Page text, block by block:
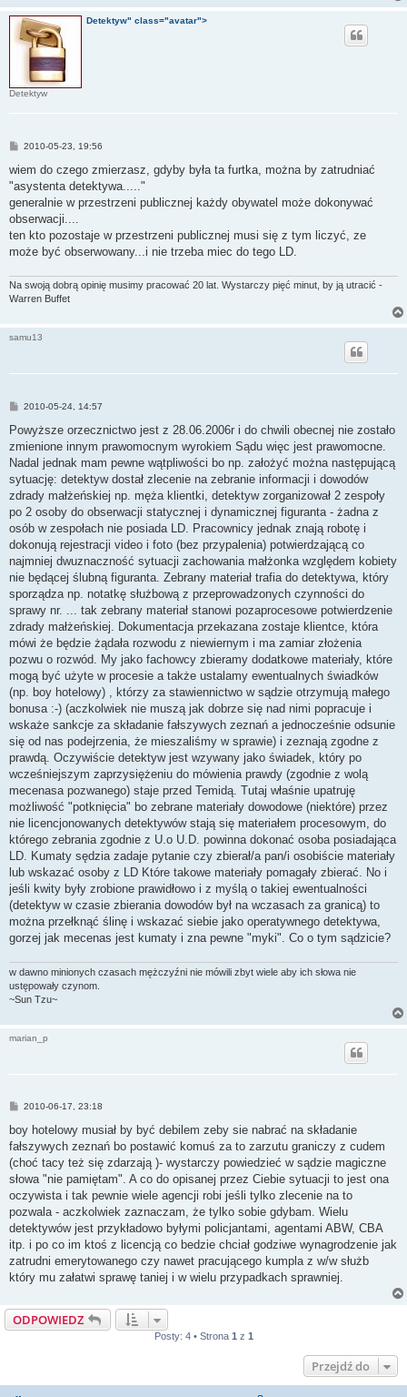
Detektyw" class="avatar">
Detektyw
P
s
2010-05-23, 19:56
wiem do czego zmierzasz, gdyby była ta furtka, można by zatrudniać
"asystenta detektywa....."
generalnie w przestrzeni publicznej każdy obywatel może dokonywać
obserwacji....
ten kto pozostaje w przestrzeni publicznej musi się z tym liczyć, ze
może być obserwowany...i nie trzeba miec do tego LD.
Na swoją dobrą opinię musimy pracować 20 lat. Wystarczy pięć minut, by ją utracić -
Warren Buffet
samu13
P
s
2010-05-24, 14:57
Powyższe orzecznictwo jest z 28.06.2006r i do chwili obecnej nie zostało
zmienione innym prawomocnym wyrokiem Sądu więc jest prawomocne.
Nadal jednak mam pewne wątpliwości bo np. założyć można następującą
sytuację: detektyw dostał zlecenie na zebranie informacji i dowodów
zdrady małżeńskiej np. męża klientki, detektyw zorganizował 2 zespoły
po 2 osoby do obserwacji statycznej i dynamicznej figuranta - żadna z
osób w zespołach nie posiada LD. Pracownicy jednak znają robotę i
dokonują rejestracji video i foto (bez przypalenia) potwierdzającą co
najmniej dwuznaczność sytuacji zachowania małżonka względem kobiety
nie będącej ślubną figuranta. Zebrany materiał trafia do detektywa, który
sporządza np. notatkę służbową z przeprowadzonych czynności do
sprawy nr. ... tak zebrany materiał stanowi pozaprocesowe potwierdzenie
zdrady małżeńskiej. Dokumentacja przekazana zostaje klientce, która
mówi że będzie żądała rozwodu z niewiernym i ma zamiar złożenia
pozwu o rozwód. My jako fachowcy zbieramy dodatkowe materiały, które
mogą być użyte w procesie a także ustalamy ewentualnych świadków
(np. boy hotelowy) , którzy za stawiennictwo w sądzie otrzymują małego
bonusa :-) (aczkolwiek nie muszą jak dobrze się nad nimi popracuje i
wskaże sankcje za składanie fałszywych zeznań a jednocześnie odsunie
się od nas podejrzenia, że mieszaliśmy w sprawie) i zeznają zgodne z
prawdą. Oczywiście detektyw jest wzywany jako świadek, który po
wcześniejszym zaprzysiężeniu do mówienia prawdy (zgodnie z wolą
mecenasa pozwanego) staje przed Temidą. Tutaj właśnie upatruję
możliwość "potknięcia" bo zebrane materiały dowodowe (niektóre) przez
nie licencjonowanych detektywów stają się materiałem procesowym, do
którego zebrania zgodnie z U.o U.D. powinna dokonać osoba posiadająca
LD. Kumaty sędzia zadaje pytanie czy zbierał/a pan/i osobiście materiały
lub wskazać osoby z LD Które takowe materiały pomagały zbierać. No i
jeśli kwity były zrobione prawidłowo i z myślą o takiej ewentualności
(detektyw w czasie zbierania dowodów był na wczasach za granicą) to
można przełknąć ślinę i wskazać siebie jako operatywnego detektywa,
gorzej jak mecenas jest kumaty i zna pewne "myki". Co o tym sądzicie?
w dawno minionych czasach mężczyźni nie mówili zbyt wiele aby ich słowa nie
ustępowały czynom.
~Sun Tzu~
marian_p
P
s
t
2010-06-17, 23:18
boy hotelowy musiał by być debilem zeby sie nabrać na składanie
fałszywych zeznań bo postawić komuś za to zarzutu graniczy z cudem
(choć tacy też się zdarzają )- wystarczy powiedzieć w sądzie magiczne
słowa "nie pamiętam". A co do opisanej przez Ciebie sytuacji to jest ona
oczywista i tak pewnie wiele agencji robi jeśli tylko zlecenie na to
pozwala - aczkolwiek zaznaczam, że tylko sobie gdybam. Wielu
detektywów jest przykładowo byłymi policjantami, agentami ABW, CBA
itp. i po co im ktoś z licencją co bedzie chciał godziwe wynagrodzenie jak
zatrudni emerytowanego czy nawet pracującego kumpla z w/w służb
który mu załatwi sprawę taniej i w wielu przypadkach sprawniej.
ODPOWIEDZ
Posty: 4 • Strona 1 z 1
Przejdź do